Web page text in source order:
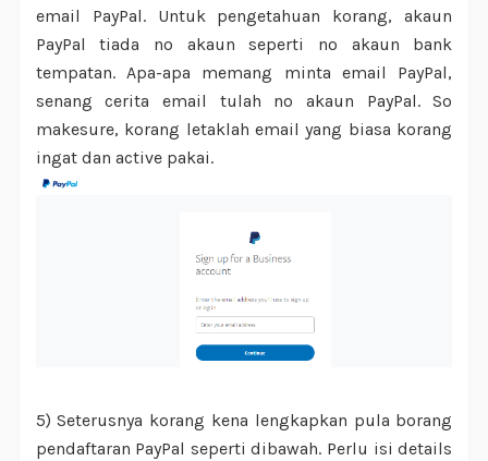
email PayPal. Untuk pengetahuan korang, akaun
PayPal tiada no akaun seperti no akaun bank
tempatan. Apa-apa memang minta email PayPal,
senang cerita email tulah no akaun PayPal. So
makesure, korang letaklah email yang biasa korang
ingat dan active pakai.
5) Seterusnya korang kena lengkapkan pula borang
pendaftaran PayPal seperti dibawah. Perlu isi details